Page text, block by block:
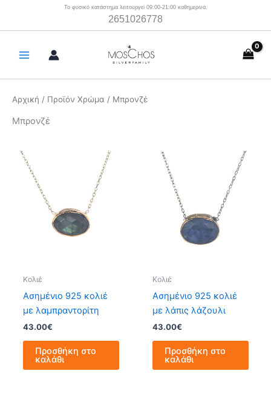
Το φυσικό κατάστημα λειτουργεί 09:00-21:00 καθημερινά.
2651026778
Αρχική / Προϊόν Χρώμα / Μπρονζέ
Μπρονζέ
Κολιέ
Ασημένιο 925 κολιέ
με λαμπραντορίτη
43.00€
Προσθήκη στο
καλάθι
Κολιέ
Ασημένιο 925 κολιέ
με λάπις λάζουλι
43.00€
Προσθήκη στο
καλάθι